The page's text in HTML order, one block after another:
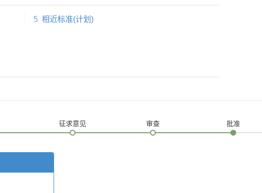
5 相近标准(计划)
征求意见 审查 批准